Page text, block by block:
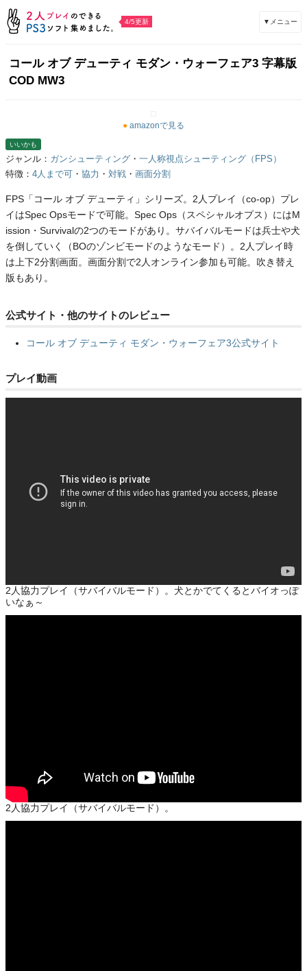
4/5更新 ▼メニュー
コール オブ デューティ モダン・ウォーフェア3 字幕版
COD MW3
● amazonで見る
いいかも
ジャンル： ガンシューティング ・ 一人称視点シューティング（FPS）
特徴： 4人まで可 ・ 協力 ・ 対戦 ・ 画面分割
FPS「コール オブ デューティ」シリーズ。2人プレイ（co-op）プレ
イはSpec Opsモードで可能。Spec Ops（スペシャルオプス）にはM
ission・Survivalの2つのモードがあり。サバイバルモードは兵士や犬
を倒していく（BOのゾンビモードのようなモード）。2人プレイ時
は上下2分割画面。画面分割で2人オンライン参加も可能。吹き替え
版もあり。
公式サイト・他のサイトのレビュー
コール オブ デューティ モダン・ウォーフェア3公式サイト
プレイ動画
2人協力プレイ（サバイバルモード）。犬とかでてくるとバイオっぽ
いなぁ～
2人協力プレイ（サバイバルモード）。